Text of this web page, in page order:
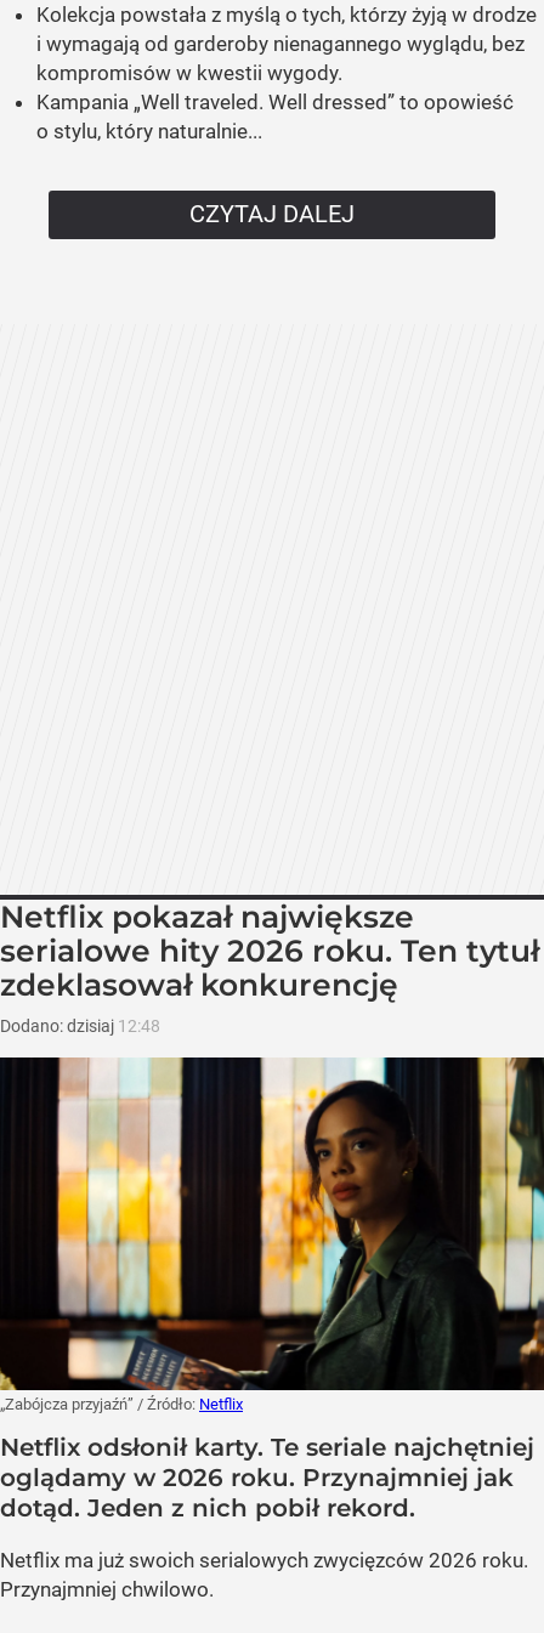
Kolekcja powstała z myślą o tych, którzy żyją w drodze
i wymagają od garderoby nienagannego wyglądu, bez
kompromisów w kwestii wygody.
Kampania „Well traveled. Well dressed” to opowieść
o stylu, który naturalnie...
CZYTAJ DALEJ
Netflix pokazał największe
serialowe hity 2026 roku. Ten tytuł
zdeklasował konkurencję
Dodano:dzisiaj 12:48
„Zabójcza przyjaźń” / Źródło: Netflix
Netflix odsłonił karty. Te seriale najchętniej
oglądamy w 2026 roku. Przynajmniej jak
dotąd. Jeden z nich pobił rekord.
Netflix ma już swoich serialowych zwycięzców 2026 roku.
Przynajmniej chwilowo.